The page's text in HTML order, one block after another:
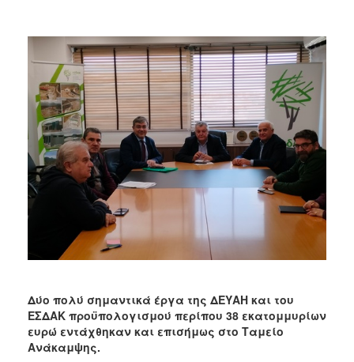
2013
2012
2011
2010
2006
ΤΟΠΟΣ
ΠΟΛΙΤΙΣΜΟΣ
ΑΝΘΕΚΤΙΚΗ
ΠΟΛΗ
Δύο πολύ σημαντικά έργα της ΔΕΥΑΗ και του
ΕΣΔΑΚ προϋπολογισμού περίπου 38 εκατομμυρίων
ευρώ εντάχθηκαν και επισήμως στο Ταμείο
Ανάκαμψης.